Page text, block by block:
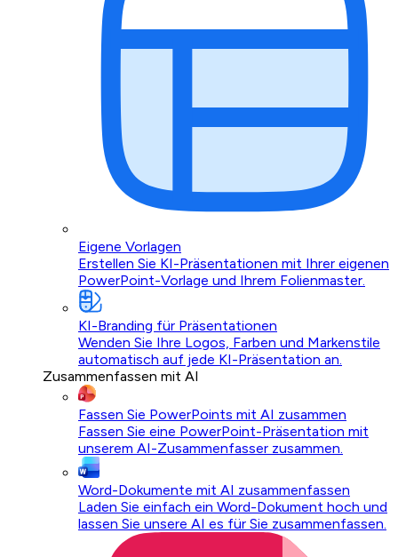
Eigene Vorlagen
Erstellen Sie KI-Präsentationen mit Ihrer eigenen
PowerPoint-Vorlage und Ihrem Folienmaster.
KI-Branding für Präsentationen
Wenden Sie Ihre Logos, Farben und Markenstile
automatisch auf jede KI-Präsentation an.
Zusammenfassen mit AI
Fassen Sie PowerPoints mit AI zusammen
Fassen Sie eine PowerPoint-Präsentation mit
unserem AI-Zusammenfasser zusammen.
Word-Dokumente mit AI zusammenfassen
Laden Sie einfach ein Word-Dokument hoch und
lassen Sie unsere AI es für Sie zusammenfassen.